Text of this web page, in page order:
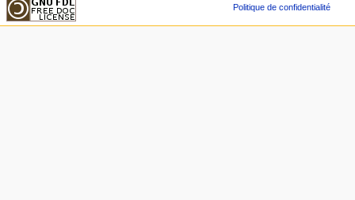
Politique de confidentialité